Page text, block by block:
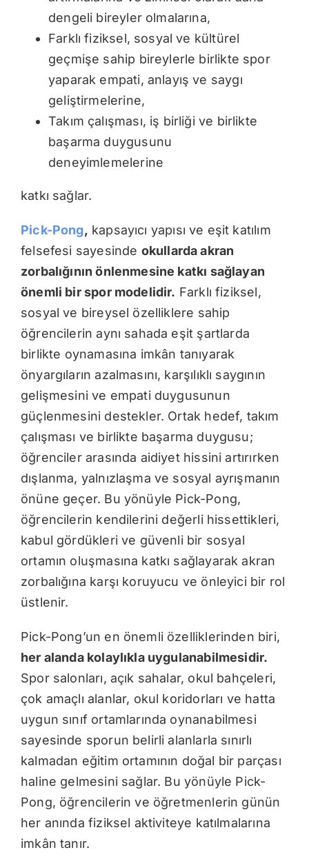
dengeli bireyler olmalarına,
Farklı fiziksel, sosyal ve kültürel
geçmişe sahip bireylerle birlikte spor
yaparak empati, anlayış ve saygı
geliştirmelerine,
Takım çalışması, iş birliği ve birlikte
başarma duygusunu
deneyimlemelerine
katkı sağlar.
Pick-Pong, kapsayıcı yapısı ve eşit katılım
felsefesi sayesinde okullarda akran
zorbalığının önlenmesine katkı sağlayan
önemli bir spor modelidir. Farklı fiziksel,
sosyal ve bireysel özelliklere sahip
öğrencilerin aynı sahada eşit şartlarda
birlikte oynamasına imkân tanıyarak
önyargıların azalmasını, karşılıklı saygının
gelişmesini ve empati duygusunun
güçlenmesini destekler. Ortak hedef, takım
çalışması ve birlikte başarma duygusu;
öğrenciler arasında aidiyet hissini artırırken
dışlanma, yalnızlaşma ve sosyal ayrışmanın
önüne geçer. Bu yönüyle Pick-Pong,
öğrencilerin kendilerini değerli hissettikleri,
kabul gördükleri ve güvenli bir sosyal
ortamın oluşmasına katkı sağlayarak akran
zorbalığına karşı koruyucu ve önleyici bir rol
üstlenir.
Pick-Pong’un en önemli özelliklerinden biri,
her alanda kolaylıkla uygulanabilmesidir.
Spor salonları, açık sahalar, okul bahçeleri,
çok amaçlı alanlar, okul koridorları ve hatta
uygun sınıf ortamlarında oynanabilmesi
sayesinde sporun belirli alanlarla sınırlı
kalmadan eğitim ortamının doğal bir parçası
haline gelmesini sağlar. Bu yönüyle Pick-
Pong, öğrencilerin ve öğretmenlerin günün
her anında fiziksel aktiviteye katılmalarına
imkân tanır.